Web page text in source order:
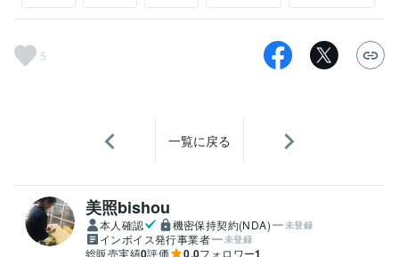
5
一覧に戻る
美照bishou
本人確認 機密保持契約(NDA) 未登録
インボイス発行事業者 未登録
総販売実績0評価 0.0フォロワー1